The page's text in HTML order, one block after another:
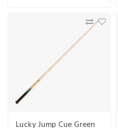
Lucky Jump Cue Green